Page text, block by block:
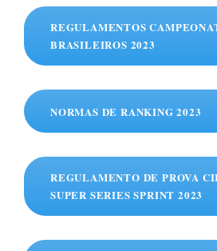
REGULAMENTOS
BRASILEIROS 2023
NORMAS DE RANKING 2023
REGULAMENTO DE PROVA
SUPER SERIES SPRINT 2023